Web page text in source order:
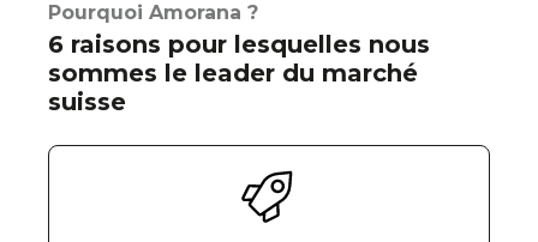
Pourquoi Amorana ?
6 raisons pour lesquelles nous
sommes le leader du marché
suisse